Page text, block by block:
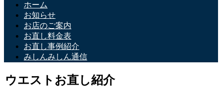
ホーム
お知らせ
お店のご案内
お直し料金表
お直し事例紹介
みしんみしん通信
ウエストお直し紹介